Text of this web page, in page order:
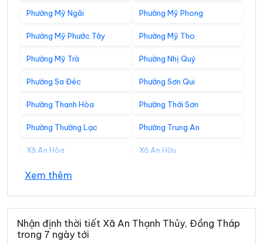
Phường Mỹ Ngãi Phường Mỹ Phong
Phường Mỹ Phước Tây Phường Mỹ Tho
Phường Mỹ Trà Phường Nhị Quý
Phường Sa Đéc Phường Sơn Qui
Phường Thanh Hòa Phường Thới Sơn
Phường Thường Lạc Phường Trung An
Xã An Hòa Xã An Hữu
Xã An Long
Xã Ba Sao Xã Bình Hàng Trung
Xã Bình Ninh Xã Bình Phú
Xã Bình Trưng
Xem thêm
Nhận định thời tiết Xã An Thạnh Thủy, Đồng Tháp
trong 7 ngày tới